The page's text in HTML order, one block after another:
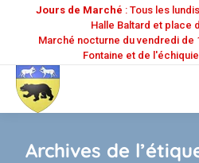
Jours de Marché : Tous les
Halle Baltard et place
Marché nocturne du vendredi de
Fontaine et de
Archives de